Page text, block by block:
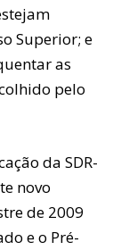
Superior; e
as
pelo
da SDR-
novo
de 2009
e o Pré-